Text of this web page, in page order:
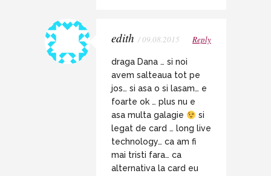
edith / 09.08.2015 Reply
draga Dana … si noi
avem salteaua tot pe
jos… si asa o si lasam… e
foarte ok … plus nu e
asa multa galagie
si
legat de card … long live
technology… ca am fi
mai tristi fara… ca
alternativa la card eu